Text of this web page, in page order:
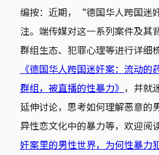
编按：近期，“德国华人跨国迷
注。端传媒对这一系列案件及其
群组生态、犯罪心理等进行详细
《德国华人跨国迷奸案：流动
群组，被直播的性暴力》 ，并就
延伸讨论，思考如何理解恶意的
异性恋文化中的暴力等，欢迎阅
奸案里的男性世界，为何性暴力